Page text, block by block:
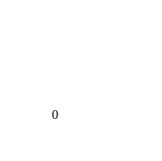
0